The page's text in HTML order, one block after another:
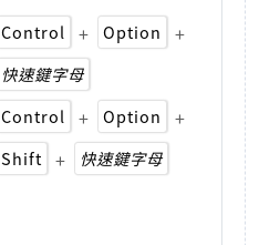
Control + Option +
快速鍵字母
Control
+ Option +
Shift + 快速鍵字母